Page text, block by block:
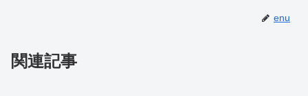
enu
関連記事